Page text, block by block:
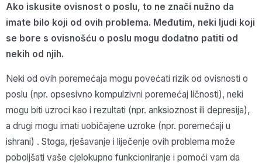
Ako iskusite ovisnost o poslu, to ne znači nužno da
imate bilo koji od ovih problema. Međutim, neki ljudi koji
se bore s ovisnošću o poslu mogu dodatno patiti od
nekih od njih.
Neki od ovih poremećaja mogu povećati rizik od ovisnosti o
poslu (npr. opsesivno kompulzivni poremećaj ličnosti), neki
mogu biti uzroci kao i rezultati (npr. anksioznost ili depresija),
a drugi mogu imati uobičajene uzroke (npr. poremećaji u
ishrani) . Stoga, rješavanje i liječenje ovih problema može
poboljšati vaše cjelokupno funkcioniranje i pomoći vam da